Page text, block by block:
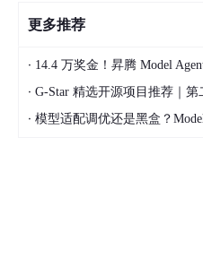
构建端到端AI应用：从前端
更多推荐
· 14.4 万奖金！昇腾 Model Agent
· G-Star 精选开源项目推荐｜第
· 模型适配调优还是黑盒？Model